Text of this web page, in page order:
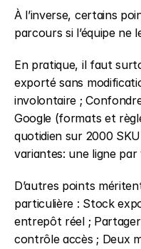
À l’inverse, certains
parcours si l’équipe ne
En pratique, il faut
exporté sans
involontaire ;
Google (formats et
quotidien sur 2000
variantes: une ligne
D’autres points
particulière : Stock
entrepôt réel ;
contrôle accès ; Deux